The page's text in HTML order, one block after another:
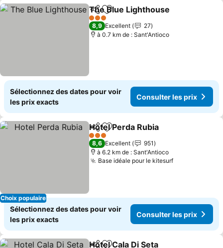
PartagerAjouter à mes favoris
The Blue Lighthouse
3 Étoiles
8,9 Excellent
27
à 0.7 km de : Sant'Antioco
Sélectionnez des dates pour voir
les prix exacts
Consulter les prix
Choix populaire
PartagerAjouter à mes favoris
Hotel Perda Rubia
3 Étoiles
8,6 Excellent
951
à 6.2 km de : Sant'Antioco
Base idéale pour le kitesurfConsulter
Sélectionnez des dates pour voir
les prix exacts
Consulter les prix
Hotel Cala Di Seta